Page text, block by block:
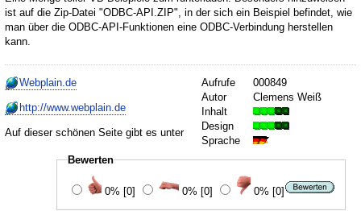
ist auf die Zip-Datei "ODBC-API.ZIP", in der sich ein Beispiel befindet, wie
man über die ODBC-API-Funktionen eine ODBC-Verbindung herstellen
kann.
Aufrufe
000849
Autor
Clemens Weiß
Inhalt
Design
Sprache
Bewerten
0% [0] 0% [0] 0% [0]
Webplain.de
http://www.webplain.de
Auf dieser schönen Seite gibt es unter